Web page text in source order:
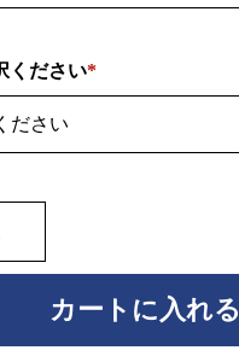
ください
(
須
カートに入れる